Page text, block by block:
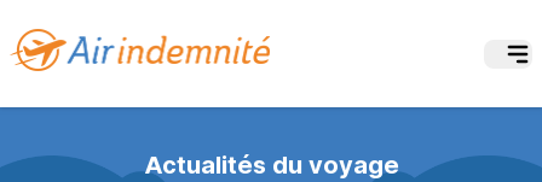
Actualités du voyage